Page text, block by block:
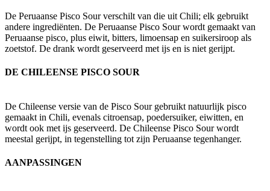
De Peruaanse Pisco Sour verschilt van die uit Chili; elk gebruikt
andere ingrediënten. De Peruaanse Pisco Sour wordt gemaakt van
Peruaanse pisco, plus eiwit, bitters, limoensap en suikersiroop als
zoetstof. De drank wordt geserveerd met ijs en is niet gerijpt.
DE CHILEENSE PISCO SOUR
De Chileense versie van de Pisco Sour gebruikt natuurlijk pisco
gemaakt in Chili, evenals citroensap, poedersuiker, eiwitten, en
wordt ook met ijs geserveerd. De Chileense Pisco Sour wordt
meestal gerijpt, in tegenstelling tot zijn Peruaanse tegenhanger.
AANPASSINGEN